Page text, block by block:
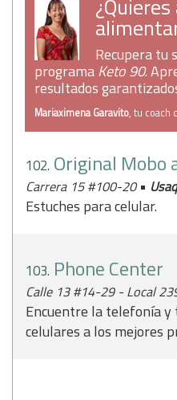
Recupera tu
programaKeto 90.
resultados
Mariaximena Garavito, tu coach
102. Original Mobo
Carrera 15 #100-20 •
Estuches para celular.
103. Phone Center
Calle 13 #14-29 - Local
Encuentre la telefonía y
celulares a los mejores